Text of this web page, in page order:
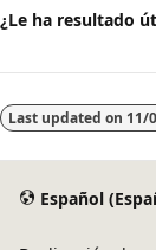
¿Le ha resultado
Last updated on 11/
Español